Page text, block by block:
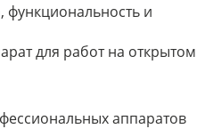
функциональность и
для работ на открытом
аппаратов